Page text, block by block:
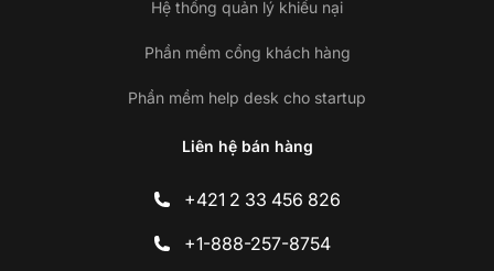
Hệ thống quản lý khiếu nại
Phần mềm cổng khách hàng
Phần mềm help desk cho startup
Liên hệ bán hàng
+421 2 33 456 826
+1-888-257-8754